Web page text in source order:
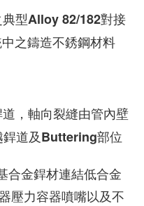
型Alloy 82/182對接
之鑄造不銹鋼材料
，軸向裂縫由管內壁
銲道及Buttering部位
合金銲材連結低合金
壓力容器噴嘴以及不